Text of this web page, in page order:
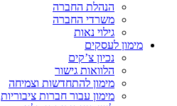
הנהלת החברה
משרדי החברה
גילוי נאות
מימון לעסקים
נכיון צ’קים
הלוואות גישור
מימון להתחדשות וצמיחה
מימון עבור חברות ציבוריות